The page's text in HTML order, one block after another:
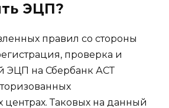
ЭЦП?
правил со стороны
проверка и
ЭЦП на Сбербанк АСТ
Таковых на данный